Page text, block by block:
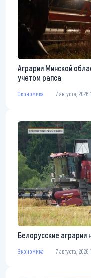
Аграрии Минской
учетом рапса
Экономика 7 августа, 2026
Белорусские аграрии
Экономика 7 августа, 2026